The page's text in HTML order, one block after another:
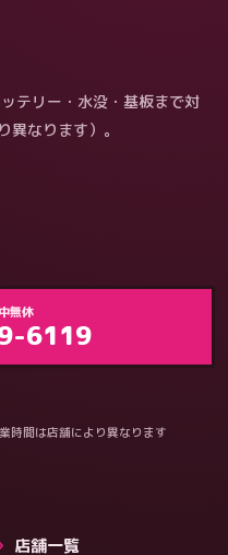
テリー・水没・基板まで対
なります）。
無休
6119
時間は店舗により異なります
店舗一覧